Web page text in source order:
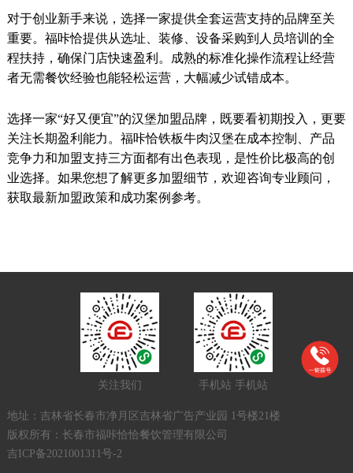
对于创业新手来说，选择一家提供全套运营支持的品牌至关
重要。福咔恰提供从选址、装修、设备采购到人员培训的全
程扶持，确保门店快速盈利。成熟的标准化操作流程让经营
者无需餐饮经验也能轻松运营，大幅减少试错成本。
选择一家“好又便宜”的汉堡加盟品牌，既要看初期投入，更要
关注长期盈利能力。福咔恰铁板牛肉汉堡在成本控制、产品
竞争力和加盟支持三方面都有出色表现，是性价比极高的创
业选择。如果您想了解更多加盟细节，欢迎咨询专业顾问，
获取最新加盟政策和成功案例参考。
关注我们 手机站 手机站
地址：吉林省长春市净月区吉林省广告产业园 1号楼21楼
版权所有：长春市福咔恰恰餐饮管理有限公司
吉ICP备2021001311号-2